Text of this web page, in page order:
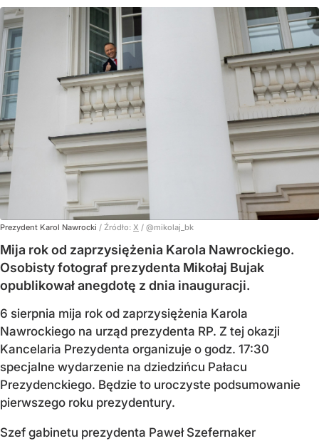
Prezydent Karol Nawrocki / Źródło: X / @mikolaj_bk
Mija rok od zaprzysiężenia Karola Nawrockiego.
Osobisty fotograf prezydenta Mikołaj Bujak
opublikował anegdotę z dnia inauguracji.
6 sierpnia mija rok od zaprzysiężenia Karola
Nawrockiego na urząd prezydenta RP. Z tej okazji
Kancelaria Prezydenta organizuje o godz. 17:30
specjalne wydarzenie na dziedzińcu Pałacu
Prezydenckiego. Będzie to uroczyste podsumowanie
pierwszego roku prezydentury.
Szef gabinetu prezydenta Paweł Szefernaker